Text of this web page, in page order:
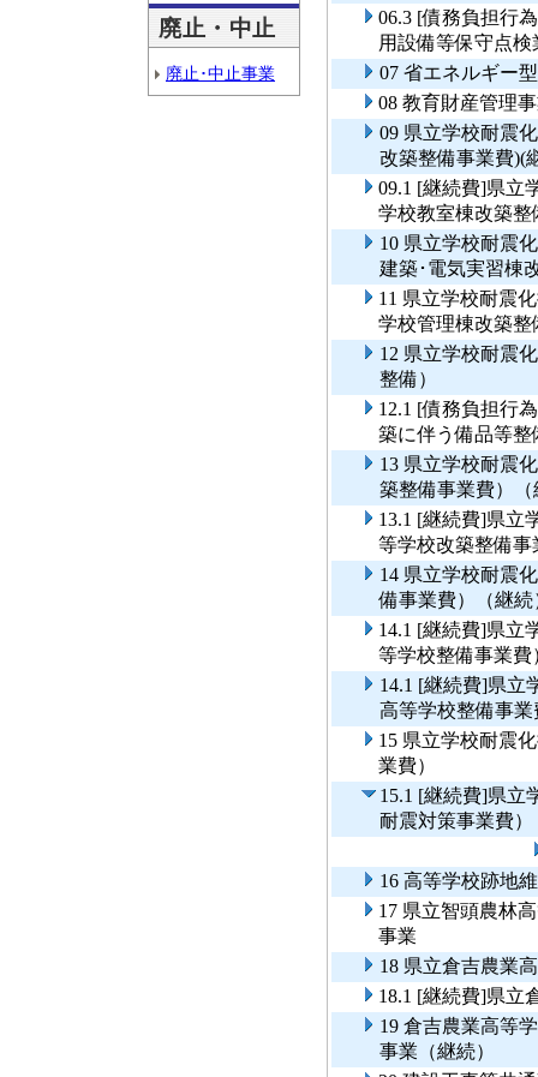
廃止・中止
廃止･中止事業
06.3 [債務負担行
用設備等保守点検
07 省エネルギー
08 教育財産管理
09 県立学校耐震
改築整備事業費)(
09.1 [継続費]県立
学校教室棟改築整
10 県立学校耐震
建築･電気実習棟
11 県立学校耐震
学校管理棟改築
12 県立学校耐震
整備）
12.1 [債務負担行
築に伴う備品等整
13 県立学校耐震
築整備事業費）（
13.1 [継続費]県立
等学校改築整備
14 県立学校耐震
備事業費）（継続
14.1 [継続費]県立
等学校整備事業費
14.1 [継続費]県立
高等学校整備事
15 県立学校耐震
業費）
15.1 [継続費]県立
耐震対策事業費）
16 高等学校跡地
17 県立智頭農林
事業
18 県立倉吉農業
18.1 [継続費]県立
19 倉吉農業高等
事業（継続）